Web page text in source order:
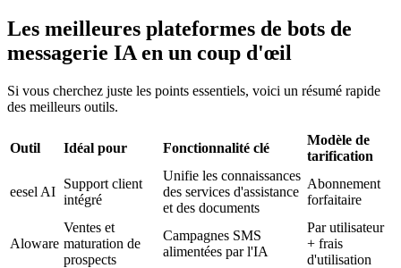
Les meilleures plateformes de bots de
messagerie IA en un coup d'œil
Si vous cherchez juste les points essentiels, voici un résumé rapide
des meilleurs outils.
Outil Idéal pour Fonctionnalité clé
Modèle de
tarification
eesel AI
Support client
intégré
Unifie les connaissances
des services d'assistance
et des documents
Abonnement
forfaitaire
Aloware
Ventes et
maturation de
prospects
Campagnes SMS
alimentées par l'IA
Par utilisateur
+ frais
d'utilisation